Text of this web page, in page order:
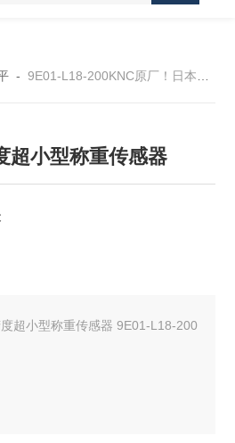
- 9E01-L18-200KNC原厂！日本AND--高精度超小型称重传感器
超小型称重传感器
称重传感器 9E01-L18-200